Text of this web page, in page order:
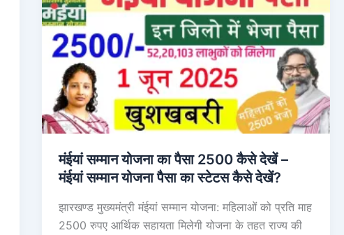
मंईयां सम्मान योजना का पैसा 2500 कैसे देखें –
मंईयां सम्मान योजना पैसा का स्टेटस कैसे देखें?
झारखण्ड मुख्यमंत्री मंईयां सम्मान योजना: महिलाओं को प्रति माह
2500 रुपए आर्थिक सहायता मिलेगी योजना के तहत राज्य की